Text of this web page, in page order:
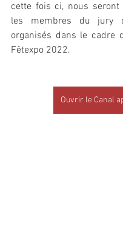
cette fois ci, nous seront
les membres du jury
organisés dans le cadre
Fêtexpo 2022.
Ouvrir le Canal